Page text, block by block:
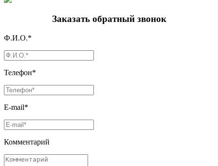
Заказать обратный звонок
Ф.И.О.*
Телефон*
E-mail*
Комментарий